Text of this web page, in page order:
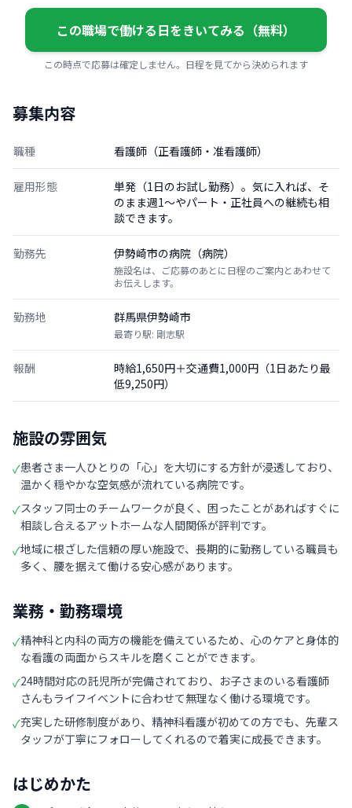
この職場で働ける日をきいてみる（無料）
この時点で応募は確定しません。日程を見てから決められます
募集内容
職種 看護師（正看護師・准看護師）
雇用形態
単発（1日のお試し勤務）。気に入れば、そ
のまま週1〜やパート・正社員への継続も相
談できます。
勤務先 伊勢崎市の病院（病院）
施設名は、ご応募のあとに日程のご案内とあわせて
お伝えします。
勤務地 群馬県伊勢崎市
最寄り駅: 剛志駅
報酬
時給1,650円＋交通費1,000円（1日あたり最
低9,250円）
施設の雰囲気
✓患者さま一人ひとりの「心」を大切にする方針が浸透しており、
温かく穏やかな空気感が流れている病院です。
✓スタッフ同士のチームワークが良く、困ったことがあればすぐに
相談し合えるアットホームな人間関係が評判です。
✓地域に根ざした信頼の厚い施設で、長期的に勤務している職員も
多く、腰を据えて働ける安心感があります。
業務・勤務環境
✓精神科と内科の両方の機能を備えているため、心のケアと身体的
な看護の両面からスキルを磨くことができます。
✓24時間対応の託児所が完備されており、お子さまのいる看護師
さんもライフイベントに合わせて無理なく働ける環境です。
✓充実した研修制度があり、精神科看護が初めての方でも、先輩ス
タッフが丁寧にフォローしてくれるので着実に成長できます。
はじめかた